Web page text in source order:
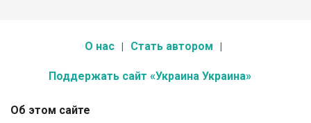
О нас Стать автором
Поддержать сайт «Украина Украина»
Об этом сайте